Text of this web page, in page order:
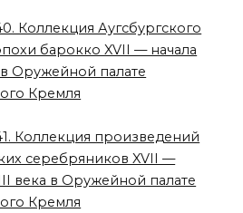
Коллекция Аугсбургского
барокко XVII — начала
Оружейной палате
Кремля
Коллекция произведений
серебряников XVII —
века в Оружейной палате
Кремля